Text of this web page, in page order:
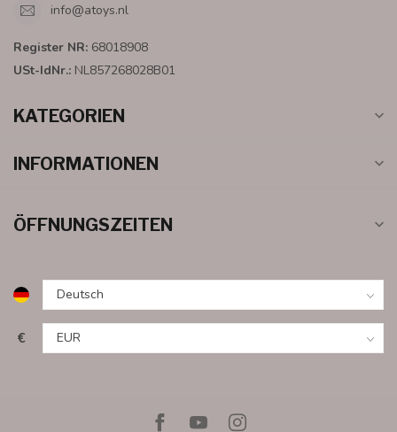
info@atoys.nl
Register NR: 68018908
USt-IdNr.: NL857268028B01
KATEGORIEN
INFORMATIONEN
ÖFFNUNGSZEITEN
€